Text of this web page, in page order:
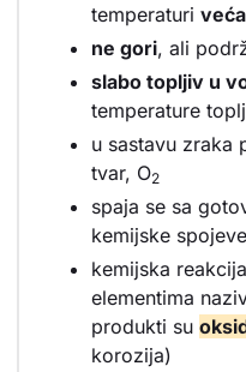
temperaturi
ne gori, ali
slabo topljiv u
temperature
u sastavu zraka
tvar, O2
spaja se sa
kemijske spojeve
kemijska
elementima
produkti su
korozija)